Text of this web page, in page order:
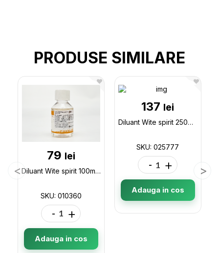
PRODUSE SIMILARE
79 lei
Diluant Wite spirit 100ml 010360
SKU: 010360
- +
Adauga in cos
137 lei
Diluant Wite spirit 250ml 025777
SKU: 025777
- +
Adauga in cos